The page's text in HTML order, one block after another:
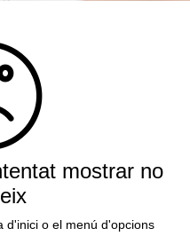
mostrar no
d'inici o el menú d'opcions